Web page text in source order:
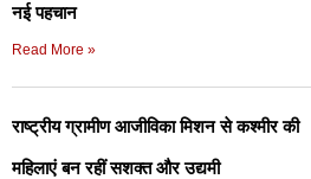
नई पहचान
Read More »
राष्ट्रीय ग्रामीण आजीविका मिशन से कश्मीर की
महिलाएं बन रहीं सशक्त और उद्यमी